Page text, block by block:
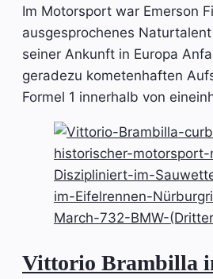
Im Motorsport war Emerson
ausgesprochenes
seiner Ankunft in Europa
geradezu kometenhaften
Formel 1 innerhalb von
Vittorio Brambilla